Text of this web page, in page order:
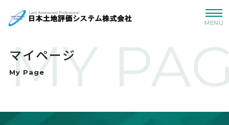
MENU
MY
マイページ
My Page